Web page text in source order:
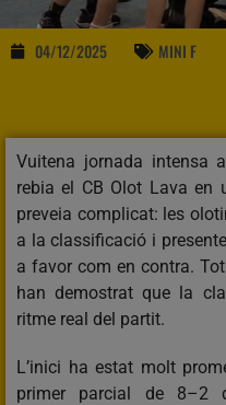
04/12/2025 MINI F
Vuitena jornada intensa
rebia el CB Olot Lava en
preveia complicat: les
a la classificació i
a favor com en contra.
han demostrat que la
ritme real del partit.
L’inici ha estat molt
primer parcial de 8–2